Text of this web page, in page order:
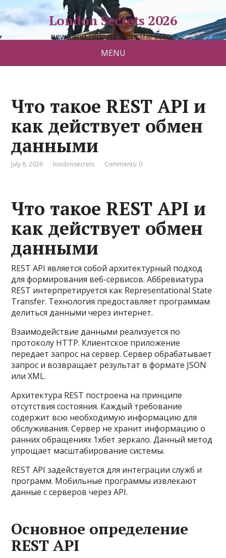
London Secrets 2026
news and reports from the scene
MENU
Что такое REST API и
как действует обмен
данными
July 8, 2026 londonsecrets Comments: 0
Что такое REST API и
как действует обмен
данными
REST API является собой архитектурный подход
для формирования веб-сервисов. Аббревиатура
REST интерпретируется как Representational State
Transfer. Технология предоставляет программам
делиться данными через интернет.
Взаимодействие данными реализуется по
протоколу HTTP. Клиентское приложение
передает запрос на сервер. Сервер обрабатывает
запрос и возвращает результат в формате JSON
или XML.
Архитектура REST построена на принципе
отсутствия состояния. Каждый требование
содержит всю необходимую информацию для
обслуживания. Сервер не хранит информацию о
ранних обращениях 1хбет зеркало. Данный метод
упрощает масштабирование системы.
REST API задействуется для интеграции служб и
программ. Мобильные программы извлекают
данные с серверов через API.
Основное определение
REST API